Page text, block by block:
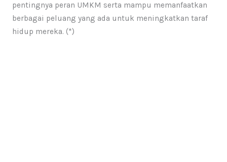
pentingnya peran UMKM serta mampu memanfaatkan
berbagai peluang yang ada untuk meningkatkan taraf
hidup mereka. (*)